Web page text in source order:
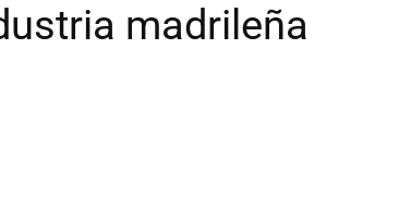
madrileña